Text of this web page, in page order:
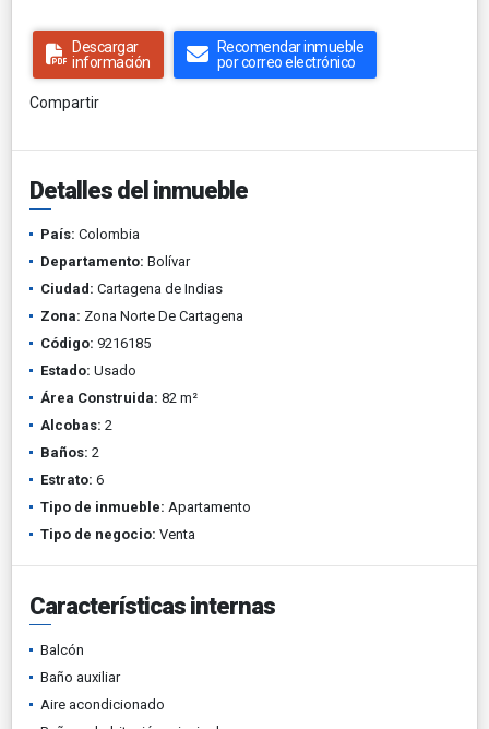
Descargar
información
Recomendar inmueble
por correo electrónico
Compartir
Detalles del inmueble
País: Colombia
Departamento: Bolívar
Ciudad: Cartagena de Indias
Zona: Zona Norte De Cartagena
Código: 9216185
Estado: Usado
Área Construida: 82 m²
Alcobas: 2
Baños: 2
Estrato: 6
Tipo de inmueble: Apartamento
Tipo de negocio: Venta
Características internas
Balcón
Baño auxiliar
Aire acondicionado